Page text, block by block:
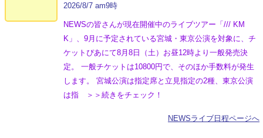
2026/8/7 am9時
NEWSの皆さんが現在開催中のライブツアー「/// KM
K」、9月に予定されている宮城・東京公演を対象に、チ
ケットぴあにて8月8日（土）お昼12時より一般発売決
定。 一般チケットは10800円で、そのほか手数料が発生
します。 宮城公演は指定席と立見指定の2種、東京公演
は指 ＞＞続きをチェック！
NEWSライブ日程ページへ